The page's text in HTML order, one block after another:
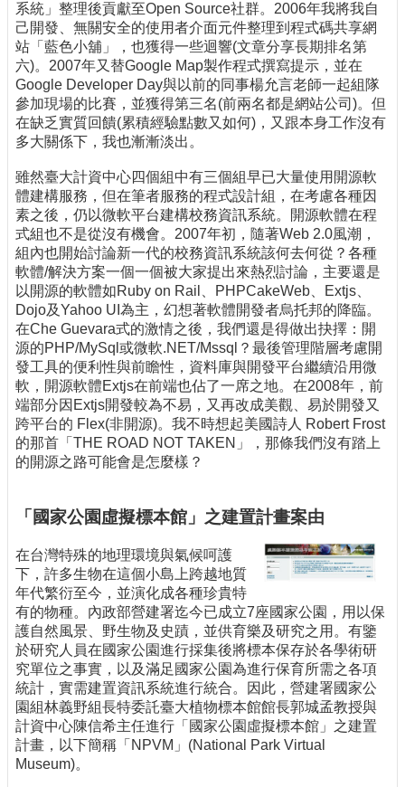
系統」整理後貢獻至Open Source社群。2006年我將我自
己開發、無關安全的使用者介面元件整理到程式碼共享網
站「藍色小舖」，也獲得一些迴響(文章分享長期排名第
六)。2007年又替Google Map製作程式撰寫提示，並在
Google Developer Day與以前的同事楊允言老師一起組隊
參加現場的比賽，並獲得第三名(前兩名都是網站公司)。但
在缺乏實質回饋(累積經驗點數又如何)，又跟本身工作沒有
多大關係下，我也漸漸淡出。
雖然臺大計資中心四個組中有三個組早已大量使用開源軟
體建構服務，但在筆者服務的程式設計組，在考慮各種因
素之後，仍以微軟平台建構校務資訊系統。開源軟體在程
式組也不是從沒有機會。2007年初，隨著Web 2.0風潮，
組內也開始討論新一代的校務資訊系統該何去何從？各種
軟體/解決方案一個一個被大家提出來熱烈討論，主要還是
以開源的軟體如Ruby on Rail、PHPCakeWeb、Extjs、
Dojo及Yahoo UI為主，幻想著軟體開發者烏托邦的降臨。
在Che Guevara式的激情之後，我們還是得做出抉擇：開
源的PHP/MySql或微軟.NET/Mssql？最後管理階層考慮開
發工具的便利性與前瞻性，資料庫與開發平台繼續沿用微
軟，開源軟體Extjs在前端也佔了一席之地。在2008年，前
端部分因Extjs開發較為不易，又再改成美觀、易於開發又
跨平台的 Flex(非開源)。我不時想起美國詩人 Robert Frost
的那首「THE ROAD NOT TAKEN」，那條我們沒有踏上
的開源之路可能會是怎麼樣？
「國家公園虛擬標本館」之建置計畫案由
在台灣特殊的地理環境與氣候呵護
下，許多生物在這個小島上跨越地質
年代繁衍至今，並演化成各種珍貴特
有的物種。內政部營建署迄今已成立7座國家公園，用以保
護自然風景、野生物及史蹟，並供育樂及研究之用。有鑒
於研究人員在國家公園進行採集後將標本保存於各學術研
究單位之事實，以及滿足國家公園為進行保育所需之各項
統計，實需建置資訊系統進行統合。因此，營建署國家公
園組林義野組長特委託臺大植物標本館館長郭城孟教授與
計資中心陳信希主任進行「國家公園虛擬標本館」之建置
計畫，以下簡稱「NPVM」(National Park Virtual
Museum)。